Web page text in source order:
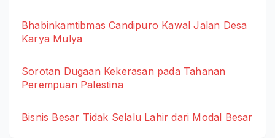
Bhabinkamtibmas Candipuro Kawal Jalan Desa
Karya Mulya
Sorotan Dugaan Kekerasan pada Tahanan
Perempuan Palestina
Bisnis Besar Tidak Selalu Lahir dari Modal Besar